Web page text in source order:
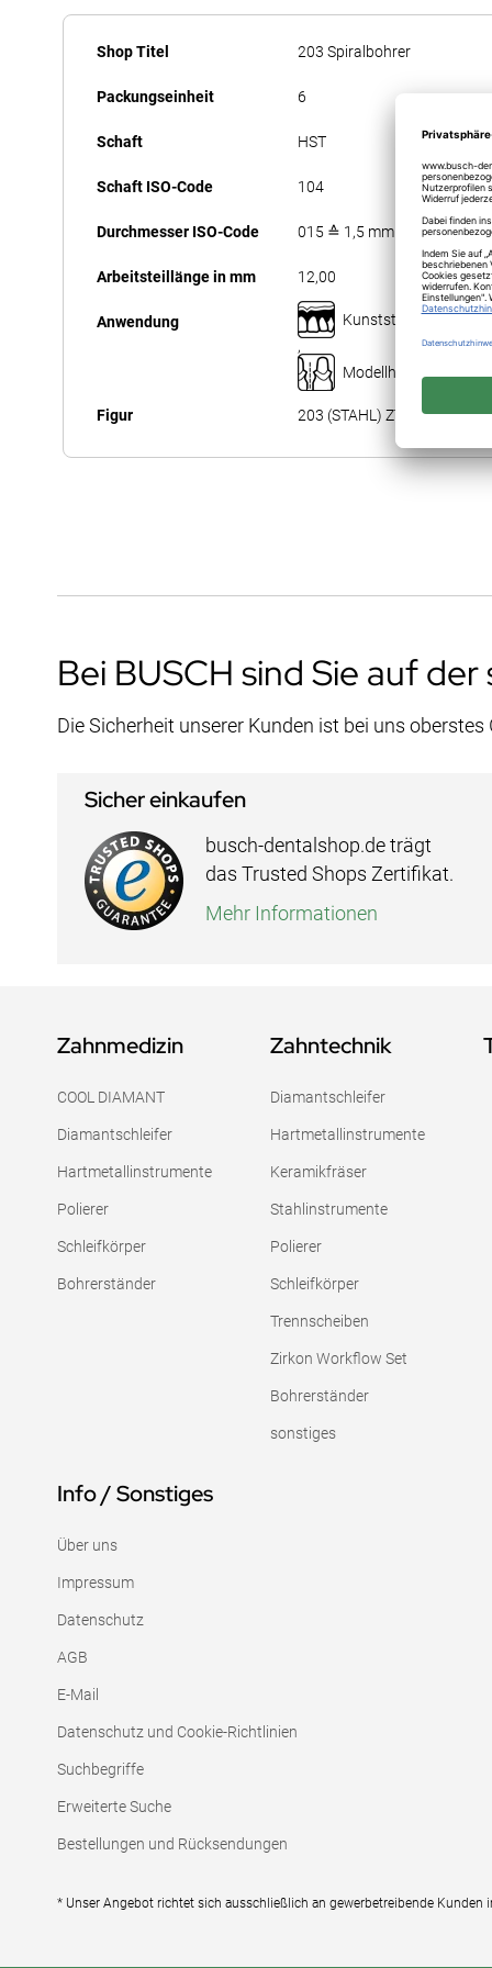
Anfang
springen
Mehr
Shop Titel 203 Spiralbohrer
Packungseinheit 6
Schaft HST
Schaft ISO-Code 104
Durchmesser ISO-Code 015 ≙ 1,5 mm
Arbeitsteillänge in mm 12,00
Anwendung
Kunststofftechnik
,
Modellherstellung
Figur 203 (STAHL) ZT
Bei BUSCH sind Sie auf
Die Sicherheit unserer Kunden ist bei uns
Sicher einkaufen
busch-dentalshop.de trägt
das Trusted Shops Zertifikat.
Mehr Informationen
Zahnmedizin
COOL DIAMANT
Diamantschleifer
Hartmetallinstrumente
Polierer
Schleifkörper
Bohrerständer
Zahntechnik
Diamantschleifer
Hartmetallinstrumente
Keramikfräser
Stahlinstrumente
Polierer
Schleifkörper
Trennscheiben
Zirkon Workflow Set
Bohrerständer
sonstiges
Info / Sonstiges
Über uns
Impressum
Datenschutz
AGB
E-Mail
Datenschutz und Cookie-Richtlinien
Suchbegriffe
Erweiterte Suche
Bestellungen und Rücksendungen
* Unser Angebot richtet sich ausschließlich an gewerbetreibende Kunden